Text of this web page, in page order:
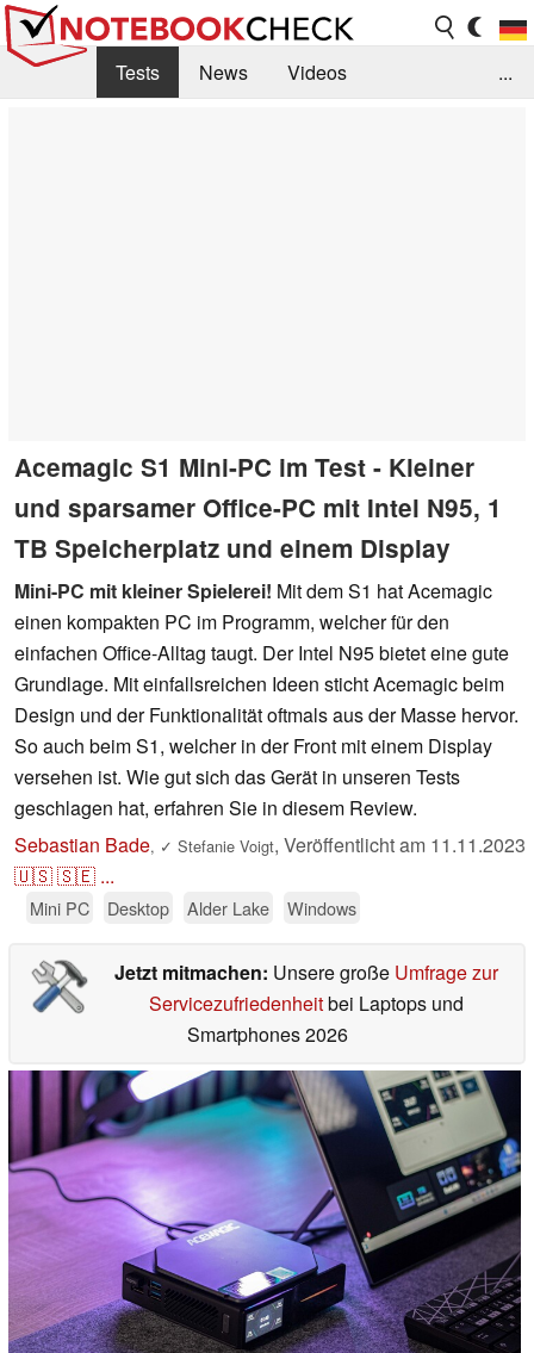
Tests News
Videos
...
Acemagic S1 Mini-PC im Test - Kleiner
und sparsamer Office-PC mit Intel N95, 1
TB Speicherplatz und einem Display
Mini-PC mit kleiner Spielerei! Mit dem S1 hat Acemagic
einen kompakten PC im Programm, welcher für den
einfachen Office-Alltag taugt. Der Intel N95 bietet eine gute
Grundlage. Mit einfallsreichen Ideen sticht Acemagic beim
Design und der Funktionalität oftmals aus der Masse hervor.
So auch beim S1, welcher in der Front mit einem Display
versehen ist. Wie gut sich das Gerät in unseren Tests
geschlagen hat, erfahren Sie in diesem Review.
Sebastian Bade, ✓ Stefanie Voigt, Veröffentlicht am 11.11.2023
🇺🇸🇸🇪 ...
Mini PC Desktop Alder Lake Windows
Jetzt mitmachen: Unsere große Umfrage zur
Servicezufriedenheitbei Laptops und
Smartphones 2026